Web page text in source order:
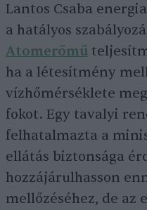
Lantos Csaba
a hatályos
Atomerőmű
ha a létesítmény
vízhőmérséklete
fokot. Egy tavalyi
felhatalmazta a
ellátás biztonsága
hozzájárulhasson
mellőzéséhez, de